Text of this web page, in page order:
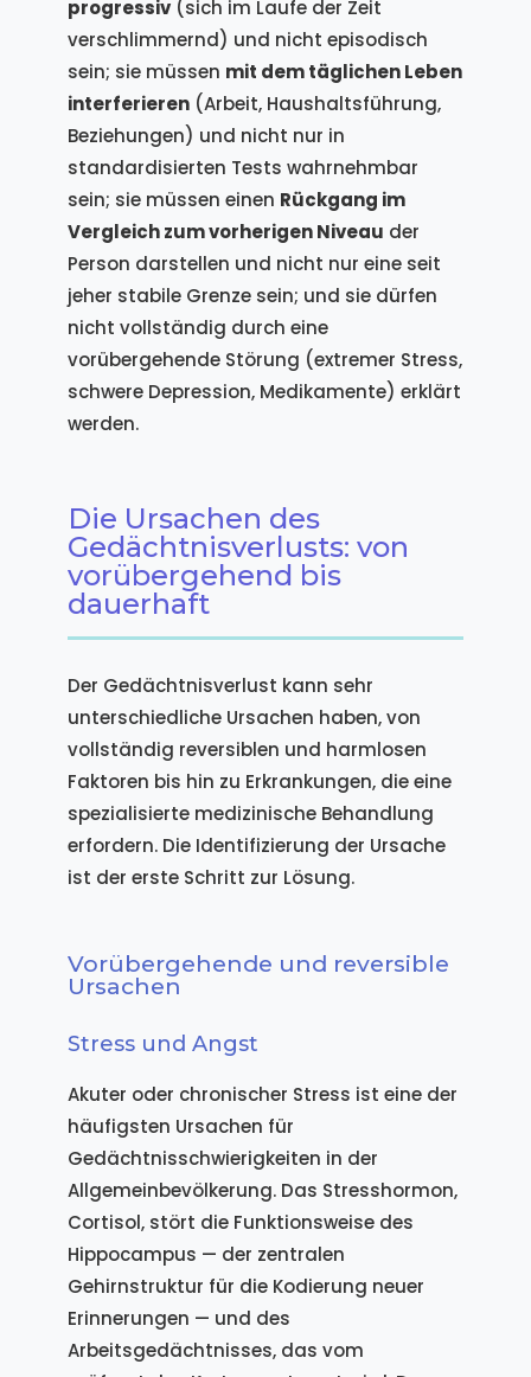
progressiv(sich im Laufe der Zeit
verschlimmernd) und nicht episodisch
sein; sie müssen mit dem täglichen Leben
interferieren(Arbeit, Haushaltsführung,
Beziehungen) und nicht nur in
standardisierten Tests wahrnehmbar
sein; sie müssen einen Rückgang im
Vergleich zum vorherigen Niveau der
Person darstellen und nicht nur eine seit
jeher stabile Grenze sein; und sie dürfen
nicht vollständig durch eine
vorübergehende Störung (extremer Stress,
schwere Depression, Medikamente) erklärt
werden.
Die Ursachen des
Gedächtnisverlusts: von
vorübergehend bis
dauerhaft
Der Gedächtnisverlust kann sehr
unterschiedliche Ursachen haben, von
vollständig reversiblen und harmlosen
Faktoren bis hin zu Erkrankungen, die eine
spezialisierte medizinische Behandlung
erfordern. Die Identifizierung der Ursache
ist der erste Schritt zur Lösung.
Vorübergehende und reversible
Ursachen
Stress und Angst
Akuter oder chronischer Stress ist eine der
häufigsten Ursachen für
Gedächtnisschwierigkeiten in der
Allgemeinbevölkerung. Das Stresshormon,
Cortisol, stört die Funktionsweise des
Hippocampus — der zentralen
Gehirnstruktur für die Kodierung neuer
Erinnerungen — und des
Arbeitsgedächtnisses, das vom